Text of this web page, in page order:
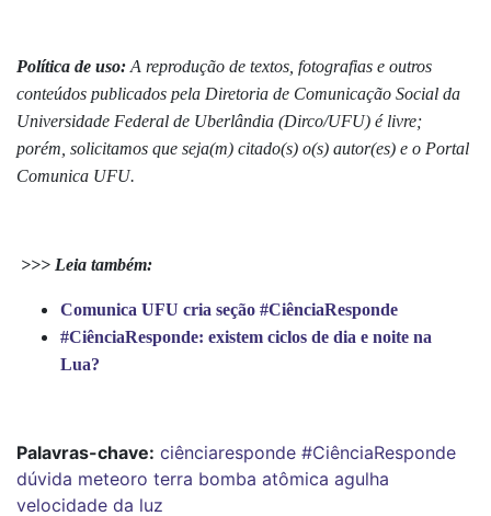
Política de uso: A reprodução de textos, fotografias e outros
conteúdos publicados pela Diretoria de Comunicação Social da
Universidade Federal de Uberlândia (Dirco/UFU) é livre;
porém, solicitamos que seja(m) citado(s) o(s) autor(es) e o Portal
Comunica UFU.
>>> Leia também:
Comunica UFU cria seção #CiênciaResponde
#CiênciaResponde: existem ciclos de dia e noite na
Lua?
Palavras-chave: ciênciaresponde #CiênciaResponde
dúvida meteoro terra bomba atômica agulha
velocidade da luz